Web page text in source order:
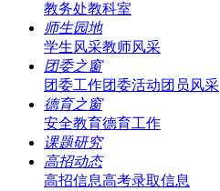
教务处教科室
师生园地
学生风采教师风采
团委之窗
团委工作团委活动团员风采
德育之窗
安全教育德育工作
课题研究
高招动态
高招信息高考录取信息